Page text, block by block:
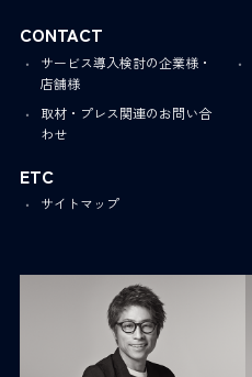
CONTACT
サービス導入検討の企業様・
店舗様
取材・プレス関連のお問い合
わせ
ETC
サイトマップ